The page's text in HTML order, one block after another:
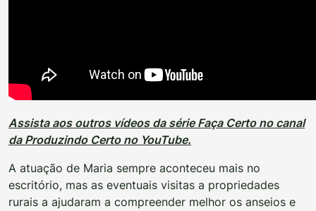
Assista aos outros vídeos da série Faça Certo no canal
da Produzindo Certo no YouTube.
A atuação de Maria sempre aconteceu mais no
escritório, mas as eventuais visitas a propriedades
rurais a ajudaram a compreender melhor os anseios e